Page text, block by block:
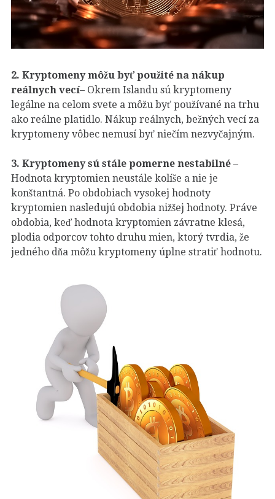
2. Kryptomeny môžu byť použité na nákup
reálnych vecí– Okrem Islandu sú kryptomeny
legálne na celom svete a môžu byť používané na trhu
ako reálne platidlo. Nákup reálnych, bežných vecí za
kryptomeny vôbec nemusí byť niečím nezvyčajným.
3. Kryptomeny sú stále pomerne nestabilné –
Hodnota kryptomien neustále kolíše a nie je
konštantná. Po obdobiach vysokej hodnoty
kryptomien nasledujú obdobia nižšej hodnoty. Práve
obdobia, keď hodnota kryptomien závratne klesá,
plodia odporcov tohto druhu mien, ktorý tvrdia, že
jedného dňa môžu kryptomeny úplne stratiť hodnotu.